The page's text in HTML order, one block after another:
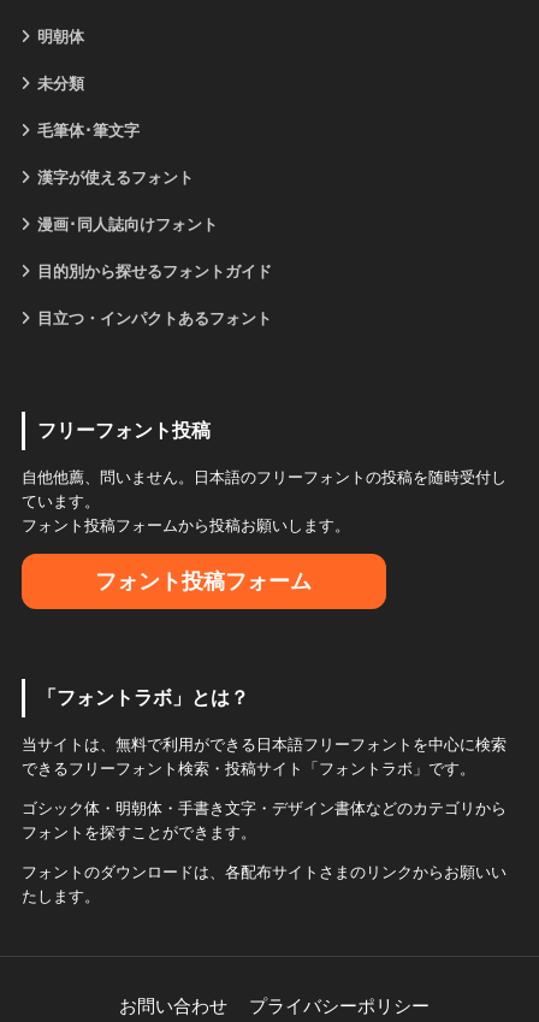
明朝体
未分類
毛筆体･筆文字
漢字が使えるフォント
漫画･同人誌向けフォント
目的別から探せるフォントガイド
目立つ・インパクトあるフォント
フリーフォント投稿
自他他薦、問いません。日本語のフリーフォントの投稿を随時受付し
ています。
フォント投稿フォームから投稿お願いします。
フォント投稿フォーム
「フォントラボ」とは？
当サイトは、無料で利用ができる日本語フリーフォントを中心に検索
できるフリーフォント検索・投稿サイト「フォントラボ」です。
ゴシック体・明朝体・手書き文字・デザイン書体などのカテゴリから
フォントを探すことができます。
フォントのダウンロードは、各配布サイトさまのリンクからお願いい
たします。
お問い合わせ プライバシーポリシー